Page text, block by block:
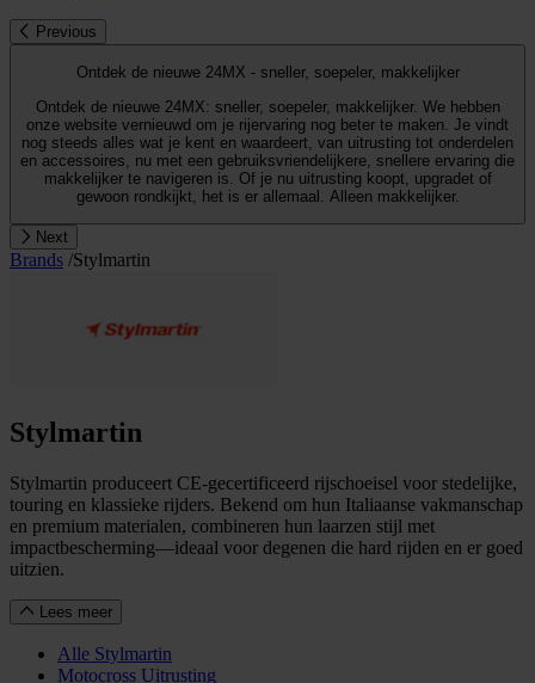
Previous
Ontdek de nieuwe 24MX - sneller, soepeler, makkelijker
Ontdek de nieuwe 24MX: sneller, soepeler, makkelijker. We hebben
onze website vernieuwd om je rijervaring nog beter te maken. Je vindt
nog steeds alles wat je kent en waardeert, van uitrusting tot onderdelen
en accessoires, nu met een gebruiksvriendelijkere, snellere ervaring die
makkelijker te navigeren is. Of je nu uitrusting koopt, upgradet of
gewoon rondkijkt, het is er allemaal. Alleen makkelijker.
Next
Brands /Stylmartin
Stylmartin
Stylmartin produceert CE-gecertificeerd rijschoeisel voor stedelijke,
touring en klassieke rijders. Bekend om hun Italiaanse vakmanschap
en premium materialen, combineren hun laarzen stijl met
impactbescherming—ideaal voor degenen die hard rijden en er goed
uitzien.
Lees meer
Alle Stylmartin
Motocross Uitrusting